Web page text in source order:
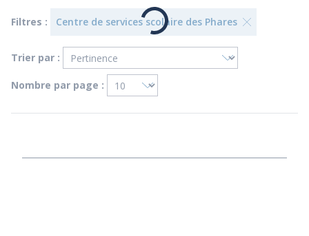
Filtres : Centre de services scolaire des Phares
Trier par :
Nombre par page :